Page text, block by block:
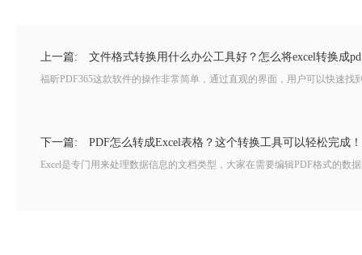
上一篇: 文件格式转换用什么办公工具好？怎么将excel转换成
福昕PDF365这款软件的操作非常简单，通过直观的界面，用户可以快速
下一篇: PDF怎么转成Excel表格？这个转换工具可以轻松完成！
Excel是专门用来处理数据信息的文档类型，大家在需要编辑PDF格式的数